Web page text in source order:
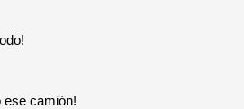
ese camión!